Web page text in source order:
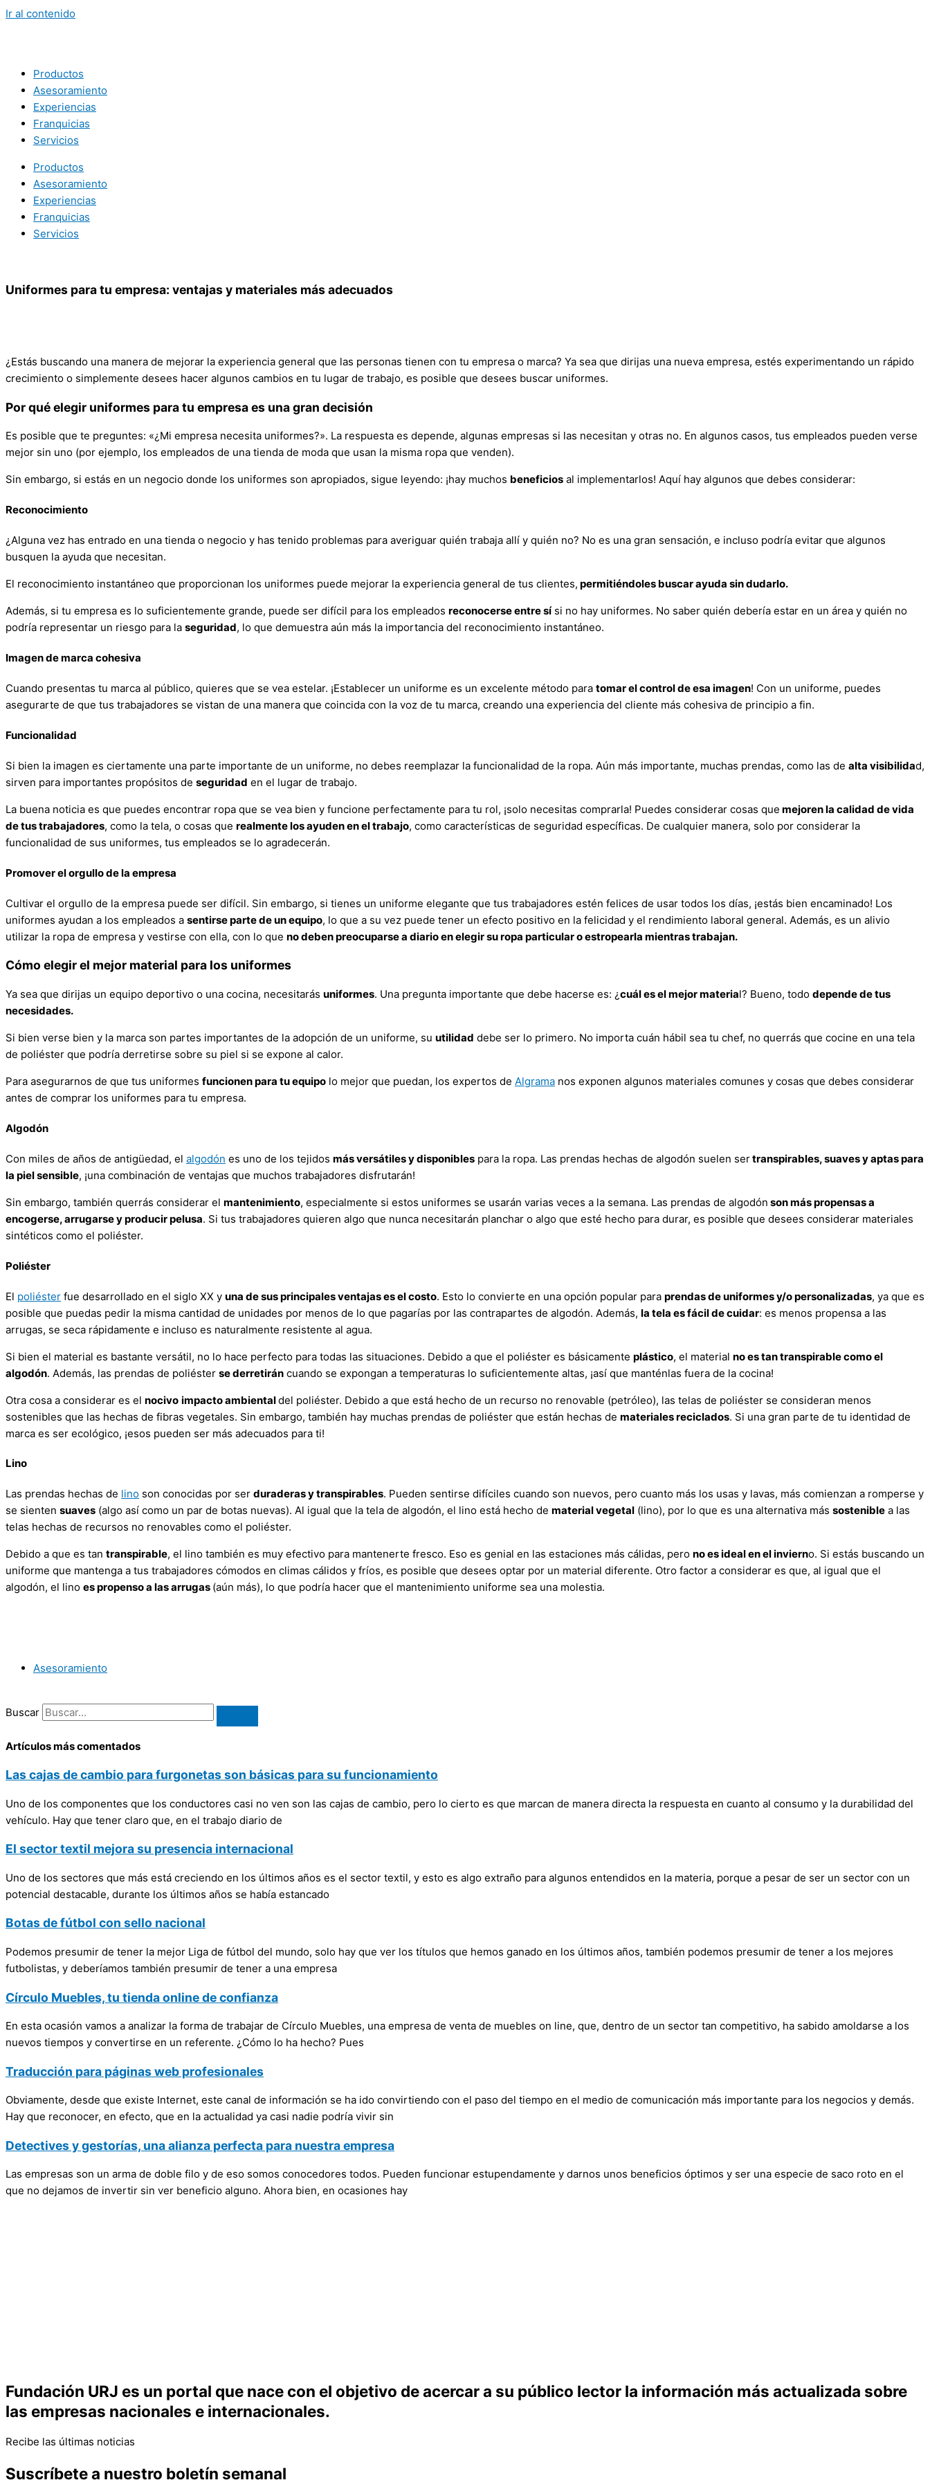
Ir al contenido
Productos
Asesoramiento
Experiencias
Franquicias
Servicios
Productos
Asesoramiento
Experiencias
Franquicias
Servicios
Uniformes para tu empresa: ventajas y materiales más adecuados
¿Estás buscando una manera de mejorar la experiencia general que las personas tienen con tu empresa o marca? Ya sea que dirijas una nueva empresa, estés experimentando un rápido
crecimiento o simplemente desees hacer algunos cambios en tu lugar de trabajo, es posible que desees buscar uniformes.
Por qué elegir uniformes para tu empresa es una gran decisión
Es posible que te preguntes: «¿Mi empresa necesita uniformes?». La respuesta es depende, algunas empresas si las necesitan y otras no. En algunos casos, tus empleados pueden verse
mejor sin uno (por ejemplo, los empleados de una tienda de moda que usan la misma ropa que venden).
Sin embargo, si estás en un negocio donde los uniformes son apropiados, sigue leyendo: ¡hay muchos beneficios al implementarlos! Aquí hay algunos que debes considerar:
Reconocimiento
¿Alguna vez has entrado en una tienda o negocio y has tenido problemas para averiguar quién trabaja allí y quién no? No es una gran sensación, e incluso podría evitar que algunos
busquen la ayuda que necesitan.
El reconocimiento instantáneo que proporcionan los uniformes puede mejorar la experiencia general de tus clientes, permitiéndoles buscar ayuda sin dudarlo.
Además, si tu empresa es lo suficientemente grande, puede ser difícil para los empleados reconocerse entre sísi no hay uniformes. No saber quién debería estar en un área y quién no
podría representar un riesgo para la seguridad, lo que demuestra aún más la importancia del reconocimiento instantáneo.
Imagen de marca cohesiva
Cuando presentas tu marca al público, quieres que se vea estelar. ¡Establecer un uniforme es un excelente método para tomar el control de esa imagen! Con un uniforme, puedes
asegurarte de que tus trabajadores se vistan de una manera que coincida con la voz de tu marca, creando una experiencia del cliente más cohesiva de principio a fin.
Funcionalidad
Si bien la imagen es ciertamente una parte importante de un uniforme, no debes reemplazar la funcionalidad de la ropa. Aún más importante, muchas prendas, como las de alta visibilidad,
sirven para importantes propósitos de seguridad en el lugar de trabajo.
La buena noticia es que puedes encontrar ropa que se vea bien y funcione perfectamente para tu rol, ¡solo necesitas comprarla! Puedes considerar cosas que mejoren la calidad de vida
detus trabajadores, como la tela, o cosas que realmente los ayuden en el trabajo, como características de seguridad específicas. De cualquier manera, solo por considerar la
funcionalidad de sus uniformes, tus empleados se lo agradecerán.
Promover el orgullo de la empresa
Cultivar el orgullo de la empresa puede ser difícil. Sin embargo, si tienes un uniforme elegante que tus trabajadores estén felices de usar todos los días, ¡estás bien encaminado! Los
uniformes ayudan a los empleados a sentirse parte de un equipo, lo que a su vez puede tener un efecto positivo en la felicidad y el rendimiento laboral general. Además, es un alivio
utilizar la ropa de empresa y vestirse con ella, con lo que no deben preocuparse a diario en elegir su ropa particular o estropearla mientras trabajan.
Cómo elegir el mejor material para los uniformes
Ya sea que dirijas un equipo deportivo o una cocina, necesitarás uniformes. Una pregunta importante que debe hacerse es: ¿cuál es el mejor material? Bueno, todo depende de tus
necesidades.
Si bien verse bien y la marca son partes importantes de la adopción de un uniforme, su utilidad debe ser lo primero. No importa cuán hábil sea tu chef, no querrás que cocine en una tela
de poliéster que podría derretirse sobre su piel si se expone al calor.
Para asegurarnos de que tus uniformes funcionen para tu equipo lo mejor que puedan, los expertos de Algrama nos exponen algunos materiales comunes y cosas que debes considerar
antes de comprar los uniformes para tu empresa.
Algodón
Con miles de años de antigüedad, el algodón es uno de los tejidos más versátiles y disponibles para la ropa. Las prendas hechas de algodón suelen sertranspirables, suaves yaptaspara
la piel sensible, ¡una combinación de ventajas que muchos trabajadores disfrutarán!
Sin embargo, también querrás considerar el mantenimiento, especialmente si estos uniformes se usarán varias veces a la semana. Las prendas de algodón son más propensas a
encogerse, arrugarse y producir pelusa. Si tus trabajadores quieren algo que nunca necesitarán planchar o algo que esté hecho para durar, es posible que desees considerar materiales
sintéticos como el poliéster.
Poliéster
El poliéster fue desarrollado en el siglo XX y una de sus principales ventajas es el costo. Esto lo convierte en una opción popular para prendasde uniformes y/opersonalizadas, ya que es
posible que puedas pedir la misma cantidad de unidades por menos de lo que pagarías por las contrapartes de algodón. Además, la tela es fácil de cuidar: es menos propensa a las
arrugas, se seca rápidamente e incluso es naturalmente resistente al agua.
Si bien el material es bastante versátil, no lo hace perfecto para todas las situaciones. Debido a que el poliéster es básicamente plástico, el material no es tan transpirable como el
algodón. Además, las prendas de poliéster se derretirán cuando se expongan a temperaturas lo suficientemente altas, ¡así que manténlas fuera de la cocina!
Otra cosa a considerar es el nocivo impacto ambientaldel poliéster. Debido a que está hecho de un recurso no renovable (petróleo), las telas de poliéster se consideran menos
sostenibles que las hechas de fibras vegetales. Sin embargo, también hay muchas prendas de poliéster que están hechas de materiales reciclados. Si una gran parte de tu identidad de
marca es ser ecológico, ¡esos pueden ser más adecuados para ti!
Lino
Las prendas hechas de lino son conocidas por ser duraderas y transpirables. Pueden sentirse difíciles cuando son nuevos, pero cuanto más los usas y lavas, más comienzan a romperse y
se sienten suaves (algo así como un par de botas nuevas). Al igual que la tela de algodón, el lino está hecho de material vegetal (lino), por lo que es una alternativa más sostenible a las
telas hechas de recursos no renovables como el poliéster.
Debido a que es tan transpirable, el lino también es muy efectivo para mantenerte fresco. Eso es genial en las estaciones más cálidas, pero no es ideal en el invierno. Si estás buscando un
uniforme que mantenga a tus trabajadores cómodos en climas cálidos y fríos, es posible que desees optar por un material diferente. Otro factor a considerar es que, al igual que el
algodón, el lino es propenso a las arrugas (aún más), lo que podría hacer que el mantenimiento uniforme sea una molestia.
Asesoramiento
Buscar
Artículos más comentados
Las cajas de cambio para furgonetas son básicas para su funcionamiento
Uno de los componentes que los conductores casi no ven son las cajas de cambio, pero lo cierto es que marcan de manera directa la respuesta en cuanto al consumo y la durabilidad del
vehículo. Hay que tener claro que, en el trabajo diario de
El sector textil mejora su presencia internacional
Uno de los sectores que más está creciendo en los últimos años es el sector textil, y esto es algo extraño para algunos entendidos en la materia, porque a pesar de ser un sector con un
potencial destacable, durante los últimos años se había estancado
Botas de fútbol con sello nacional
Podemos presumir de tener la mejor Liga de fútbol del mundo, solo hay que ver los títulos que hemos ganado en los últimos años, también podemos presumir de tener a los mejores
futbolistas, y deberíamos también presumir de tener a una empresa
Círculo Muebles, tu tienda online de confianza
En esta ocasión vamos a analizar la forma de trabajar de Círculo Muebles, una empresa de venta de muebles on line, que, dentro de un sector tan competitivo, ha sabido amoldarse a los
nuevos tiempos y convertirse en un referente. ¿Cómo lo ha hecho? Pues
Traducción para páginas web profesionales
Obviamente, desde que existe Internet, este canal de información se ha ido convirtiendo con el paso del tiempo en el medio de comunicación más importante para los negocios y demás.
Hay que reconocer, en efecto, que en la actualidad ya casi nadie podría vivir sin
Detectives y gestorías, una alianza perfecta para nuestra empresa
Las empresas son un arma de doble filo y de eso somos conocedores todos. Pueden funcionar estupendamente y darnos unos beneficios óptimos y ser una especie de saco roto en el
que no dejamos de invertir sin ver beneficio alguno. Ahora bien, en ocasiones hay
Fundación URJ es un portal que nace con el objetivo de acercar a su público lector la información más actualizada sobre
las empresas nacionales e internacionales.
Recibe las últimas noticias
Suscríbete a nuestro boletín semanal